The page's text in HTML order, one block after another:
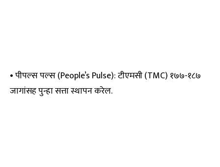
• पीपल्स पल्स (People’s Pulse): टीएमसी (TMC) १७७-१८७
जागांसह पुन्हा सत्ता स्थापन करेल.